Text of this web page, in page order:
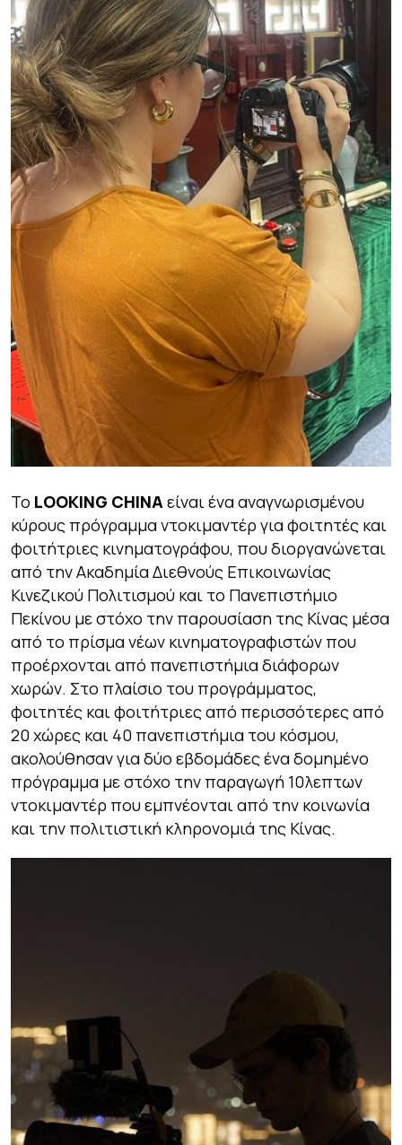
Το LOOKING CHINA είναι ένα αναγνωρισμένου
κύρους πρόγραμμα ντοκιμαντέρ για φοιτητές και
φοιτήτριες κινηματογράφου, που διοργανώνεται
από την Ακαδημία Διεθνούς Επικοινωνίας
Κινεζικού Πολιτισμού και το Πανεπιστήμιο
Πεκίνου με στόχο την παρουσίαση της Κίνας μέσα
από το πρίσμα νέων κινηματογραφιστών που
προέρχονται από πανεπιστήμια διάφορων
χωρών. Στο πλαίσιο του προγράμματος,
φοιτητές και φοιτήτριες από περισσότερες από
20 χώρες και 40 πανεπιστήμια του κόσμου,
ακολούθησαν για δύο εβδομάδες ένα δομημένο
πρόγραμμα με στόχο την παραγωγή 10λεπτων
ντοκιμαντέρ που εμπνέονται από την κοινωνία
και την πολιτιστική κληρονομιά της Κίνας.